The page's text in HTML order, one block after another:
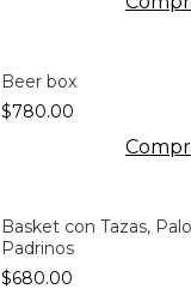
Beer box
$780.00
Basket con Tazas,
Padrinos
$680.00